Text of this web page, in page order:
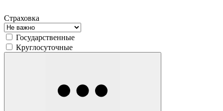
Страховка
Государственные
Круглосуточные